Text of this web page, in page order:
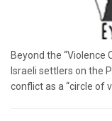
Beyond the “Violence
Israeli settlers on the
conflict as a “circle of